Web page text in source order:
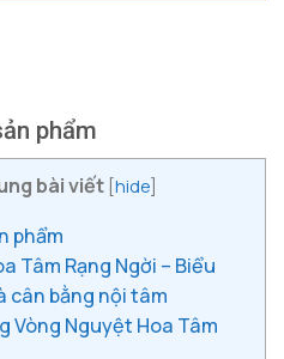
phẩm
bài viết hide]
phẩm
Tâm Rạng Ngời – Biểu
cân bằng nội tâm
Vòng Nguyệt Hoa Tâm